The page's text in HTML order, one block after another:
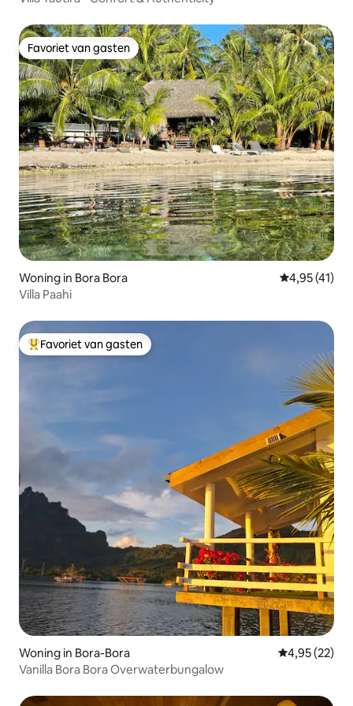
Favoriet van gasten
Favoriet van gasten
Woning in Bora Bora Gemiddelde
4,95 (41)
Villa Paahi
Topfavoriet van gasten
Favoriet van gasten
Woning in Bora-Bora Gemiddelde
4,95 (22)
Vanilla Bora Bora Overwaterbungalow